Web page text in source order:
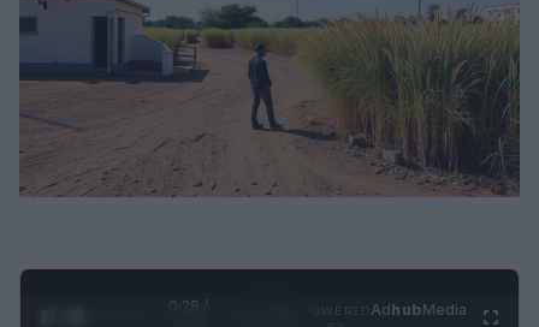
0:29 /
AdhubMedia